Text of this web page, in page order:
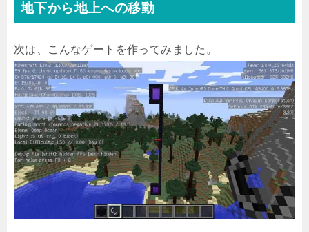
地下から地上への移動
次は、こんなゲートを作ってみました。